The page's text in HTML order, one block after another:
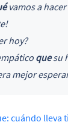
vamos a
hoy?
quesu
mejor
cuándo lleva